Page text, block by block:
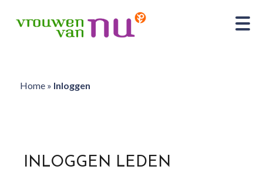
Home» Inloggen
INLOGGEN LEDEN